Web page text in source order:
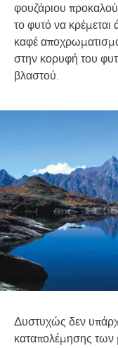
φουζάριου
το φυτό να κρέμεται
καφέ
στην κορυφή του
βλαστού.
Δυστυχώς δεν
καταπολέμησης των